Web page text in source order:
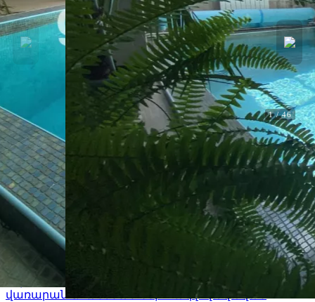
1/46
Վարձակալություն Panorama Deluxe
Panorama Deluxe. Ծաղկաձոր,
Կոտայք
F3110Լողավազան
Տեսարան դեպի քաղաք
Խոհանոց Սմարթ հեռուստացույց Սառնարան
Տաղավար
Բիլիարդ
Ջեռոց
Բուխարի
Ջեռուցում
մեքենա Հեռուստացույց Սպասք Միկրոալիքային
վառարան
Փակ լողավազան